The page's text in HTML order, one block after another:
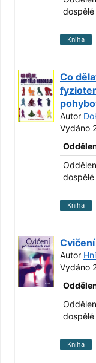
dospělé
Kniha
Co
Autor
Vydáno
dospělé
Kniha
Autor
Vydáno
dospělé
Kniha